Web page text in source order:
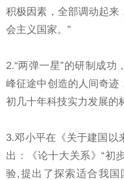
积极因素，全部调动起来
会主义国家。”
2.“两弹一星”的研制成功
峰征途中创造的人间奇迹
初几十年科技实力发展的
3.邓小平在《关于建国以
出：《论十大关系》“初
验,提出了探索适合我